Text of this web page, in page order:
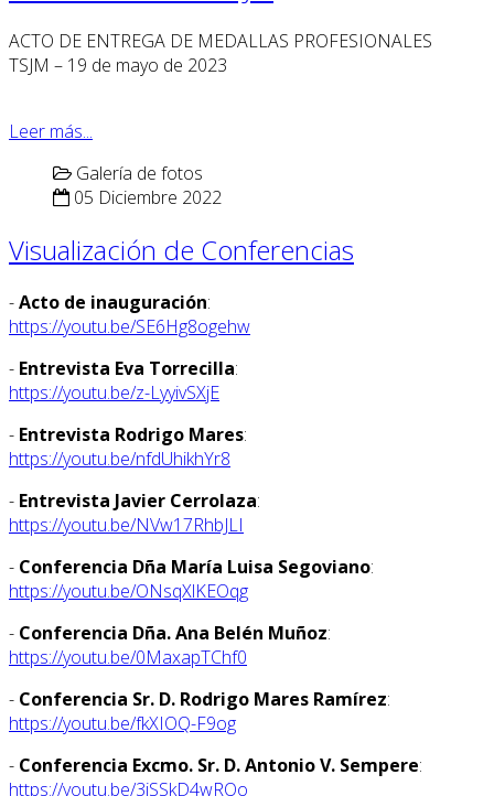
ACTO DE ENTREGA DE MEDALLAS PROFESIONALES
TSJM – 19 de mayo de 2023
Leer más...
Galería de fotos
05 Diciembre 2022
Visualización de Conferencias
-Acto de inauguración:
https://youtu.be/SE6Hg8ogehw
- Entrevista Eva Torrecilla:
https://youtu.be/z-LyyivSXjE
- Entrevista Rodrigo Mares:
https://youtu.be/nfdUhikhYr8
- Entrevista Javier Cerrolaza:
https://youtu.be/NVw17RhbJLI
- Conferencia Dña María Luisa Segoviano:
https://youtu.be/ONsqXlKEOqg
- Conferencia Dña. Ana Belén Muñoz:
https://youtu.be/0MaxapTChf0
- Conferencia Sr. D. Rodrigo Mares Ramírez:
https://youtu.be/fkXIOQ-F9og
- Conferencia Excmo. Sr. D. Antonio V. Sempere:
https://youtu.be/3jSSkD4wRQo